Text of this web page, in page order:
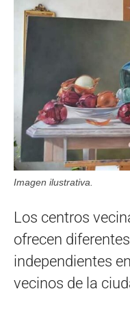
Imagen ilustrativa.
Los centros
ofrecen
independientes
vecinos de la